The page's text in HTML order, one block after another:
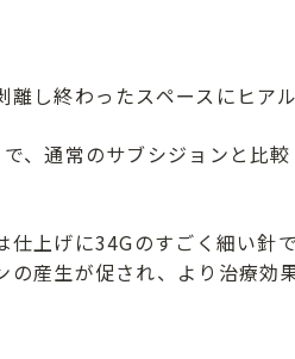
し終わったスペースにヒア
、通常のサブシジョンと比
仕上げに34Gのすごく細い針
産生が促され、より治療効